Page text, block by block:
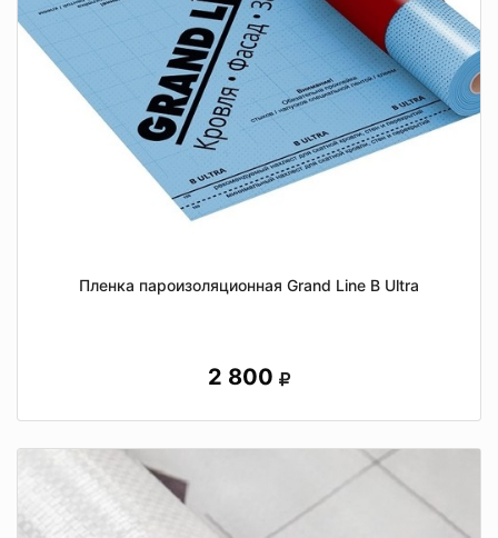
Пленка пароизоляционная Grand Line B Ultra
2 800